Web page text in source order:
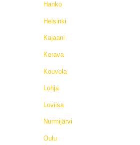
Hanko
Helsinki
Kajaani
Kerava
Kouvola
Lohja
Loviisa
Nurmijärvi
Oulu